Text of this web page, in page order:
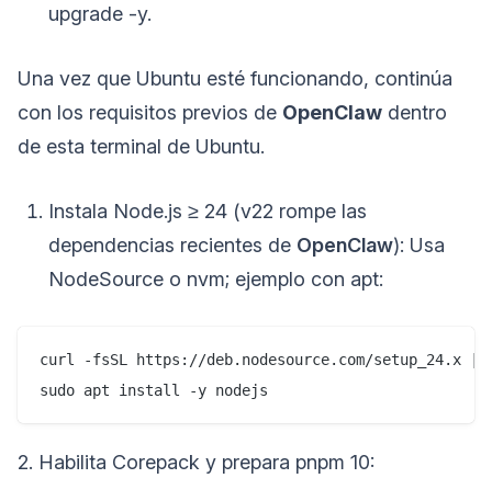
upgrade -y.
Una vez que Ubuntu esté funcionando, continúa
con los requisitos previos de OpenClaw dentro
de esta terminal de Ubuntu.
Instala Node.js ≥ 24 (v22 rompe las
dependencias recientes de OpenClaw): Usa
NodeSource o nvm; ejemplo con apt:
curl -fsSL https://deb.nodesource.com/setup_24.x
sudo apt install -y nodejs
2. Habilita Corepack y prepara pnpm 10: